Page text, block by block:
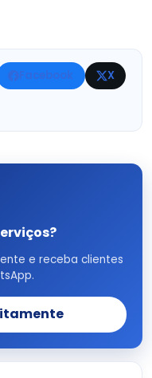
Facebook
X
e receba clientes